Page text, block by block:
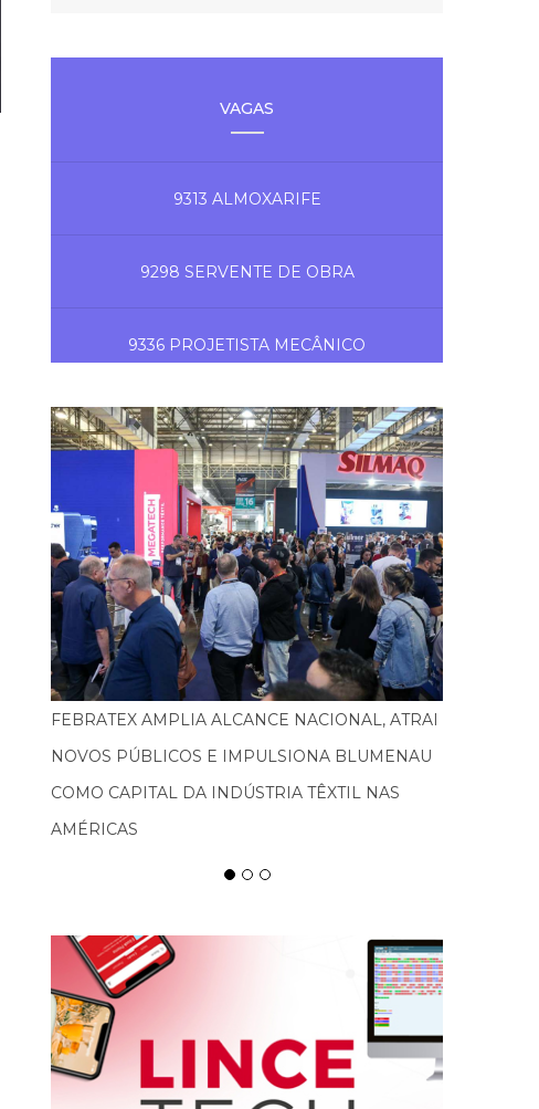
VAGAS
9313 ALMOXARIFE
9298 SERVENTE DE OBRA
9336 PROJETISTA MECÂNICO
TURISMO PEDAGÓGICO GANHA FORÇA E
MOVIMENTA ECONOMIA EM SANTA CATARINA